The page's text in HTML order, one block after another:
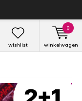
wishlist winkelwagen
0